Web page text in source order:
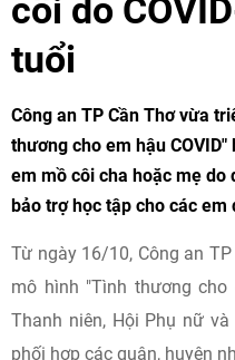
côi do
tuổi
Công an TP Cần Thơ vừa
thương cho em hậu
em mồ côi cha hoặc mẹ do
bảo trợ học tập cho các em
Từ ngày 16/10, Công an
mô hình "Tình thương cho
Thanh niên, Hội Phụ nữ
phối hợp các quận, huyện